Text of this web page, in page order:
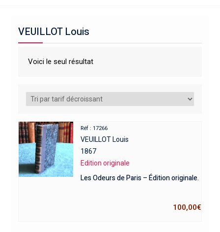
VEUILLOT Louis
Voici le seul résultat
Réf : 17266
VEUILLOT Louis
1867
Edition originale
Les Odeurs de Paris – Édition originale.
100,00€